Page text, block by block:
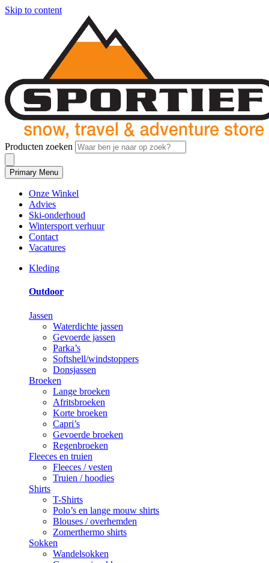
Skip to content
Producten zoeken
Primary Menu
Onze Winkel
Advies
Ski-onderhoud
Wintersport verhuur
Contact
Vacatures
Kleding
Outdoor
Jassen
Waterdichte jassen
Gevoerde jassen
Parka’s
Softshell/windstoppers
Donsjassen
Broeken
Lange broeken
Afritsbroeken
Korte broeken
Capri’s
Gevoerde broeken
Regenbroeken
Fleeces en truien
Fleeces / vesten
Truien / hoodies
Shirts
T-Shirts
Polo’s en lange mouw shirts
Blouses / overhemden
Zomerthermo shirts
Sokken
Wandelsokken